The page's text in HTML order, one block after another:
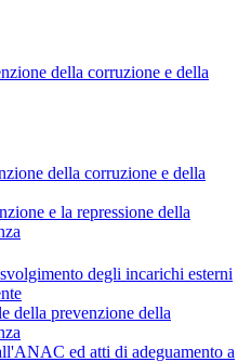
della corruzione e della
della corruzione e della
e la repressione della
degli incarichi esterni
della prevenzione della
ed atti di adeguamento a